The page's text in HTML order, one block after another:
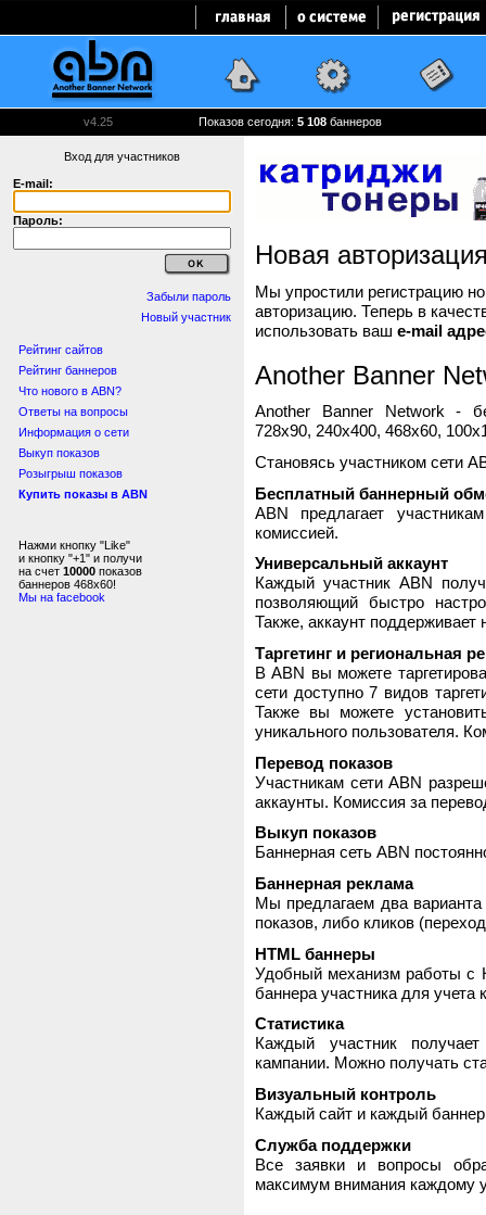
v4.25 Показов сегодня: 5 108 баннеров
Вход для участников
E-mail:
Пароль:
Забыли пароль
Новый участник
Рейтинг сайтов
Рейтинг баннеров
Что нового в ABN?
Ответы на вопросы
Информация о сети
Выкуп показов
Розыгрыш показов
Купить показы в ABN
Нажми кнопку "Like"
и кнопку "+1" и получи
на счет 10000 показов
баннеров 468x60!
Мы на facebook
Новая
Мы упростили регистрацию
авторизацию. Теперь в
использовать ваш e-mail
Another Banner
Another Banner Network -
728x90, 240x400, 468x60,
Становясь участником сети
Бесплатный баннерный
ABN предлагает
комиссией.
Универсальный аккаунт
Каждый участник ABN
позволяющий быстро
Также, аккаунт поддерживает
Таргетинг и региональная
В ABN вы можете
сети доступно 7 видов
Также вы можете
уникального пользователя.
Перевод показов
Участникам сети ABN
аккаунты. Комиссия за
Выкуп показов
Баннерная сеть ABN
Баннерная реклама
Мы предлагаем два
показов, либо кликов
HTML баннеры
Удобный механизм работы с
баннера участника для
Статистика
Каждый участник
кампании. Можно получать
Визуальный контроль
Каждый сайт и каждый
Служба поддержки
Все заявки и вопросы
максимум внимания каждому